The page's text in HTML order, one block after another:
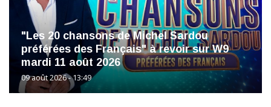
"Les 20 chansons de Michel Sardou
préférées des Français" à revoir sur W9
mardi 11 août 2026
09 août 2026 - 13:49